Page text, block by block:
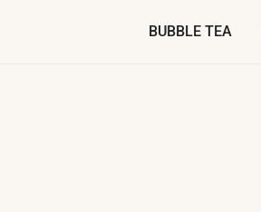
BUBBLE TEA